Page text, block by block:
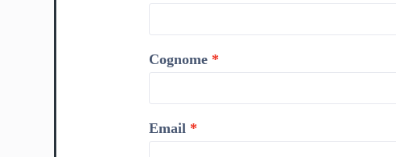
Cognome
Email